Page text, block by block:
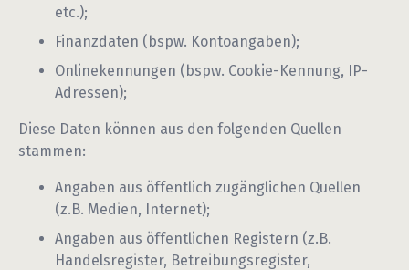
etc.);
Finanzdaten (bspw. Kontoangaben);
Onlinekennungen (bspw. Cookie-Kennung, IP-
Adressen);
Diese Daten können aus den folgenden Quellen
stammen:
Angaben aus öffentlich zugänglichen Quellen
(z.B. Medien, Internet);
Angaben aus öffentlichen Registern (z.B.
Handelsregister, Betreibungsregister,